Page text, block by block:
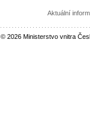
Aktuální
© 2026 Ministerstvo vnitra